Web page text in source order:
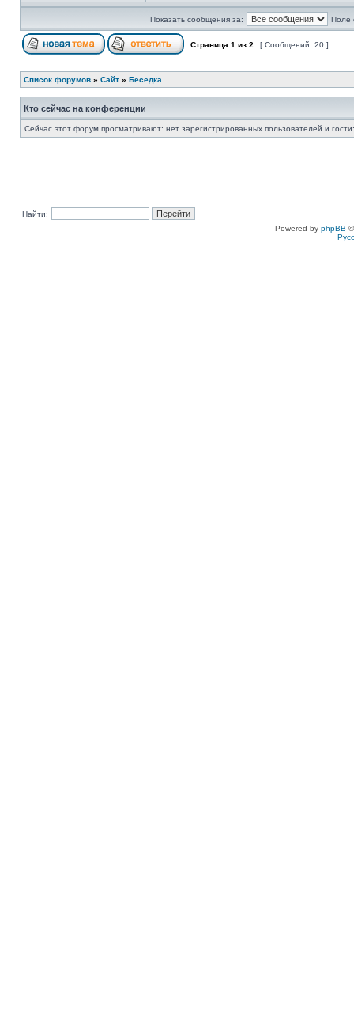
Показать сообщения за: Поле
Страница 1 из 2 [ Сообщений: 20 ]
Список форумов » Сайт » Беседка
Кто сейчас на конференции
Сейчас этот форум просматривают: нет зарегистрированных пользователей и
Найти:
Powered by phpBB